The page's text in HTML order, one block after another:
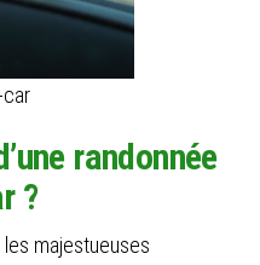
car
randonnée
?
majestueuses